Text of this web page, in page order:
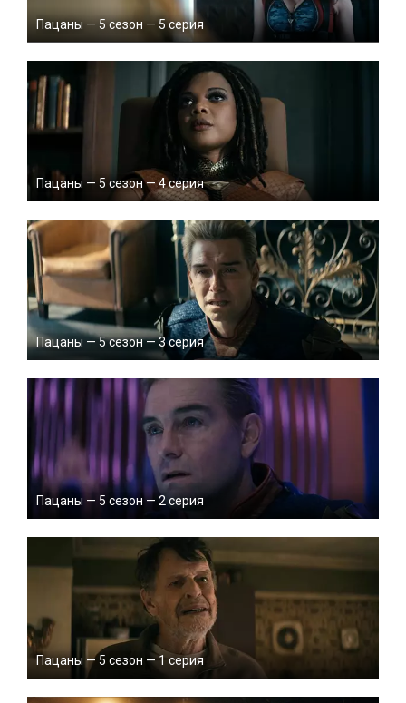
Пацаны — 5 сезон — 5 серия
Пацаны — 5 сезон — 4 серия
Пацаны — 5 сезон — 3 серия
Пацаны — 5 сезон — 2 серия
Пацаны — 5 сезон — 1 серия